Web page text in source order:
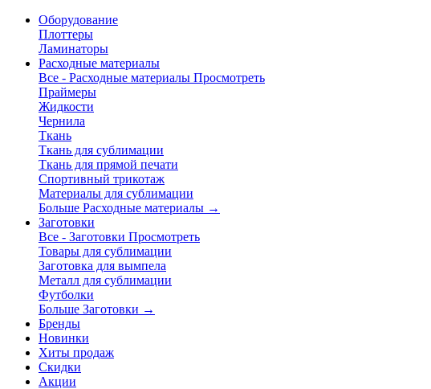
Оборудование
Плоттеры
Ламинаторы
Расходные материалы
Все - Расходные материалы Просмотреть
Праймеры
Жидкости
Чернила
Ткань
Ткань для сублимации
Ткань для прямой печати
Спортивный трикотаж
Материалы для сублимации
Больше Расходные материалы →
Заготовки
Все - Заготовки Просмотреть
Товары для сублимации
Заготовка для вымпела
Металл для сублимации
Футболки
Больше Заготовки →
Бренды
Новинки
Хиты продаж
Скидки
Акции